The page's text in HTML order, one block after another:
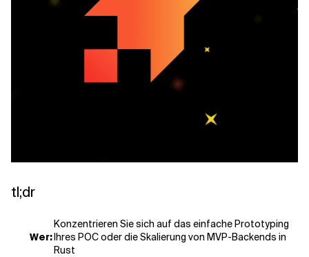
tl;dr
Wer:
Konzentrieren Sie sich auf das einfache Prototyping
Ihres POC oder die Skalierung von MVP-Backends in
Rust